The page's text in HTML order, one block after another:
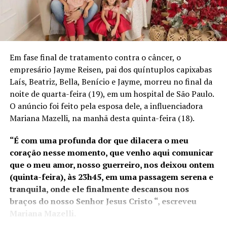
2025. No ano passado, os
portos capixabas
movimentaram R$ 35
bilhões em mercadorias e a
possível transferência da
Alfândega para o Rio de
Janeiro pode gerar
prejuízos à competitividade
do estado”, afirmou o
presidente da Assembleia
Legislativa.
Diante desses números e da relevância da alfândega para
Em fase final de tratamento contra o câncer, o
empresário Jayme Reisen, pai dos quíntuplos capixabas
Laís, Beatriz, Bella, Benício e Jayme, morreu no final da
noite de quarta-feira (19), em um hospital de São Paulo.
O anúncio foi feito pela esposa dele, a influenciadora
Mariana Mazelli, na manhã desta quinta-feira (18).
“É com uma profunda dor que dilacera o meu
coração nesse momento, que venho aqui comunicar
que o meu amor, nosso guerreiro, nos deixou ontem
(quinta-feira), às 23h45, em uma passagem serena e
tranquila, onde ele finalmente descansou nos
braços do nosso Senhor Jesus Cristo “, escreveu
Mariana Mazelli.